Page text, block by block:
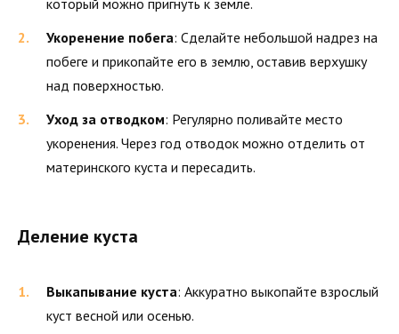
Укоренение побега: Сделайте небольшой надрез на
побеге и прикопайте его в землю, оставив верхушку
над поверхностью.
Уход за отводком: Регулярно поливайте место
укоренения. Через год отводок можно отделить от
материнского куста и пересадить.
Деление куста
Выкапывание куста: Аккуратно выкопайте взрослый
куст весной или осенью.